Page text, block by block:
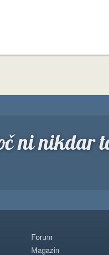
ni nikdar
Forum
Magazin